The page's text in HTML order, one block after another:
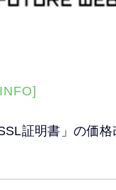
証明書」の価